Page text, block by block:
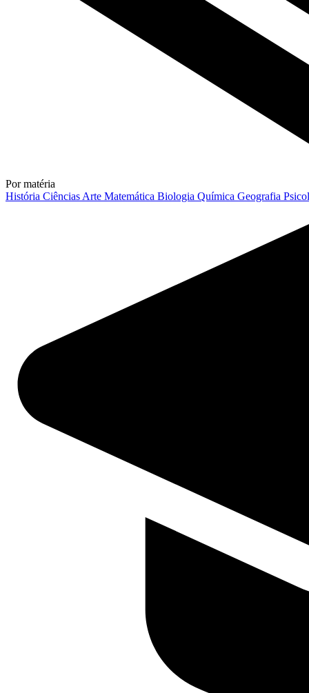
Por matéria
História Ciências Arte Matemática Biologia Química Geografia